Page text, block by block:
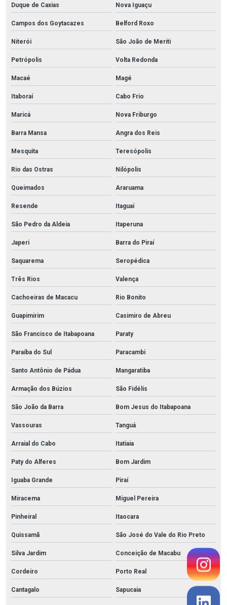
Duque de Caxias Nova Iguaçu
Campos dos Goytacazes Belford Roxo
Niterói São João de Meriti
Petrópolis Volta Redonda
Macaé Magé
Itaboraí Cabo Frio
Maricá Nova Friburgo
Barra Mansa Angra dos Reis
Mesquita Teresópolis
Rio das Ostras Nilópolis
Queimados Araruama
Resende Itaguaí
São Pedro da Aldeia Itaperuna
Japeri Barra do Piraí
Saquarema Seropédica
Três Rios Valença
Cachoeiras de Macacu Rio Bonito
Guapimirim Casimiro de Abreu
São Francisco de Itabapoana Paraty
Paraíba do Sul Paracambi
Santo Antônio de Pádua Mangaratiba
Armação dos Búzios São Fidélis
São João da Barra Bom Jesus do Itabapoana
Vassouras Tanguá
Arraial do Cabo Itatiaia
Paty do Alferes Bom Jardim
Iguaba Grande Piraí
Miracema Miguel Pereira
Pinheiral Itaocara
Quissamã São José do Vale do Rio Preto
Silva Jardim Conceição de Macabu
Cordeiro Porto Real
Cantagalo Sapucaia